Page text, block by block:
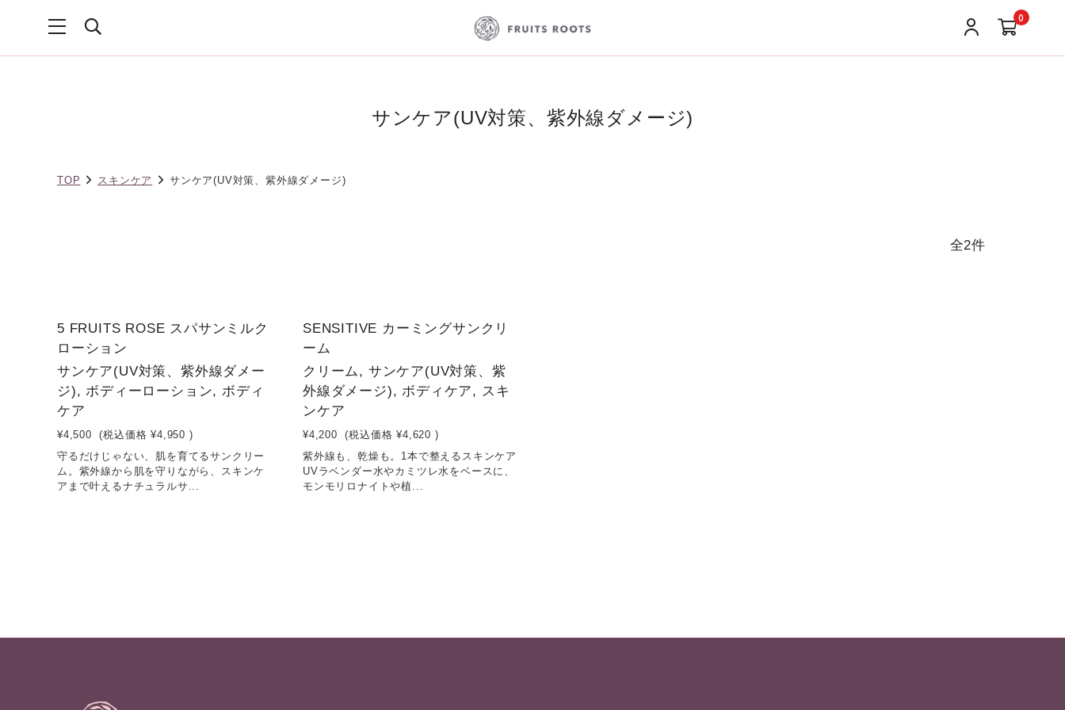
0
サンケア(UV対策、紫外線ダメージ)
TOP スキンケア サンケア(UV対策、紫外線ダメージ)
全2件
5 FRUITS ROSE スパサンミルク
ローション
サンケア(UV対策、紫外線ダメー
ジ), ボディーローション, ボディ
ケア
¥4,500 (税込価格 ¥4,950 )
守るだけじゃない、肌を育てるサンクリー
ム。紫外線から肌を守りながら、スキンケ
アまで叶えるナチュラルサ...
SENSITIVE カーミングサンクリ
ーム
クリーム, サンケア(UV対策、紫
外線ダメージ), ボディケア, スキ
ンケア
¥4,200 (税込価格 ¥4,620 )
紫外線も、乾燥も。1本で整えるスキンケア
UVラベンダー水やカミツレ水をベースに、
モンモリロナイトや植...